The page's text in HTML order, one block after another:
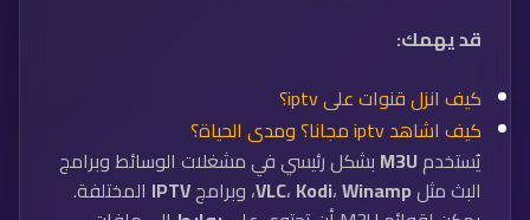
قد يهمك:
كيف انزل قنوات على iptv؟
كيف اشاهد iptv مجانا؟ ومدى الحياة؟
يُستخدمM3U بشكل رئيسي في مشغلات الوسائط وبرامج
البث مثل
VLC، Kodi،Winamp ، وبرامجIPTV المختلفة.